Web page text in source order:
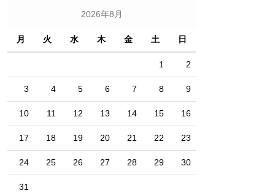
2026年8月
月 火 水 木 金 土 日
1 2
3 4 5 6 7 8 9
10 11 12 13 14 15 16
17 18 19 20 21 22 23
24 25 26 27 28 29 30
31